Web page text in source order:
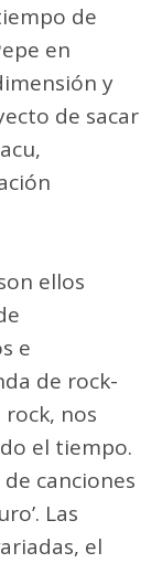
de
en
y
de sacar
ellos
e
de rock-
nos
el tiempo.
canciones
Las
el